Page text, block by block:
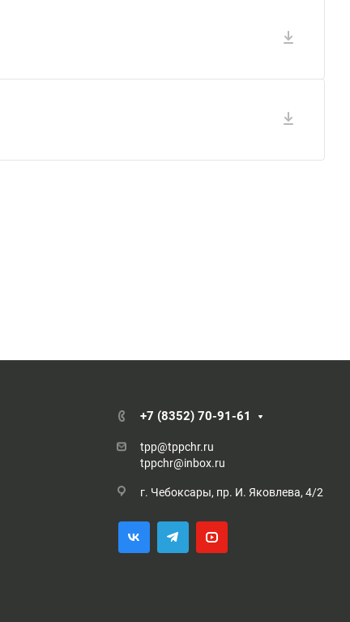
+7 (8352) 70-91-61
tpp@tppchr.ru
tppchr@inbox.ru
г. Чебоксары, пр. И. Яковлева, 4/2